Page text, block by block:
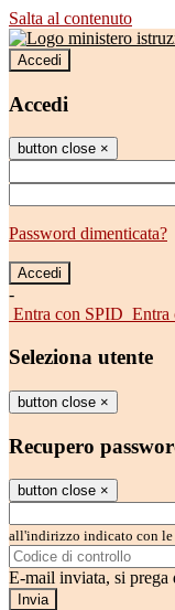
Salta al contenuto
Accedi
Accedi
button close ×
Password dimenticata?
-
Entra con SPID Entra
Seleziona utente
button close ×
Recupero
button close ×
all'indirizzo indicato con le
E-mail inviata, si prega